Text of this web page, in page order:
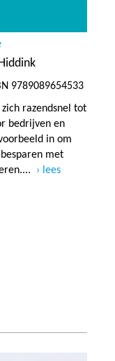
9789089654533
razendsnel tot
bedrijven en
in om
met
lees